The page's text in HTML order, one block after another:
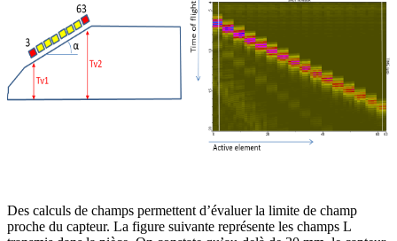
Des calculs de champs permettent d’évaluer la limite de champ
proche du capteur. La figure suivante représente les champs L